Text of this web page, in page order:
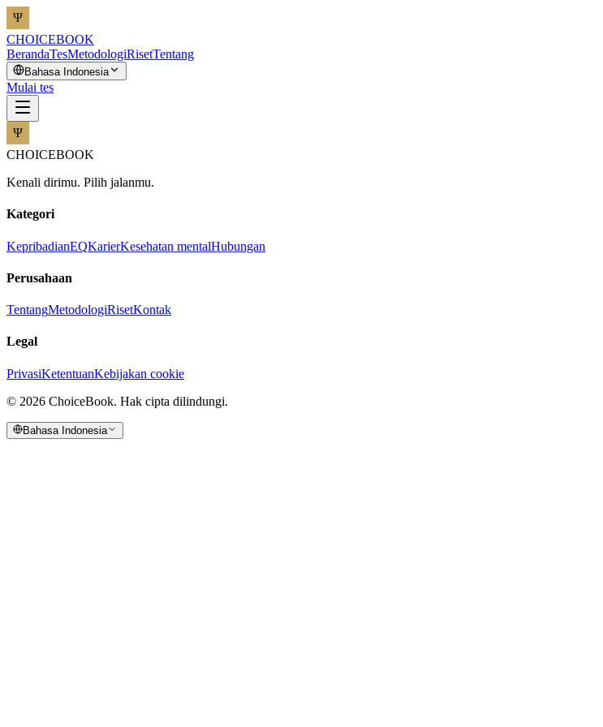
CHOICEBOOK
BerandaTesMetodologiRisetTentang
Bahasa Indonesia
Mulai tes
CHOICEBOOK
Kenali dirimu. Pilih jalanmu.
Kategori
KepribadianEQKarierKesehatan mentalHubungan
Perusahaan
TentangMetodologiRisetKontak
Legal
PrivasiKetentuanKebijakan cookie
© 2026 ChoiceBook. Hak cipta dilindungi.
Bahasa Indonesia